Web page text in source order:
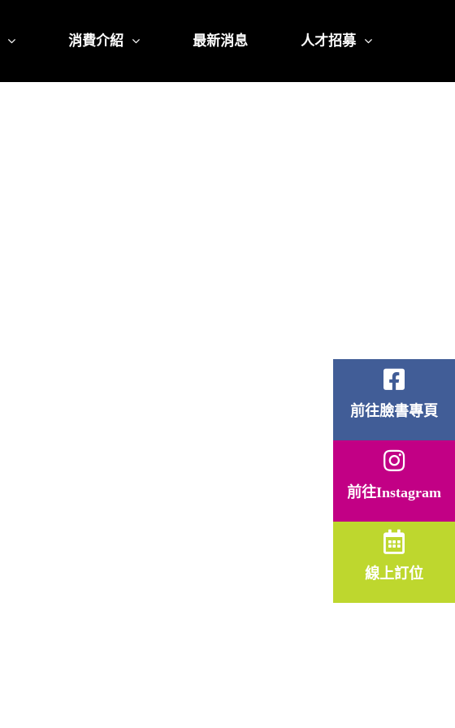
消費介紹 最新消息 人才招募
前往臉書專頁
前往Instagram
線上訂位